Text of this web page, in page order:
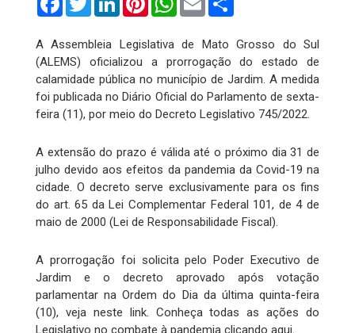
A Assembleia Legislativa de Mato Grosso do Sul
(ALEMS) oficializou a prorrogação do estado de
calamidade pública no município de Jardim. A medida
foi publicada no Diário Oficial do Parlamento de sexta-
feira (11), por meio do Decreto Legislativo 745/2022.
A extensão do prazo é válida até o próximo dia 31 de
julho devido aos efeitos da pandemia da Covid-19 na
cidade. O decreto serve exclusivamente para os fins
do art. 65 da Lei Complementar Federal 101, de 4 de
maio de 2000 (Lei de Responsabilidade Fiscal).
A prorrogação foi solicita pelo Poder Executivo de
Jardim e o decreto aprovado após votação
parlamentar na Ordem do Dia da última quinta-feira
(10), veja neste link. Conheça todas as ações do
Legislativo no combate à pandemia clicando aqui.